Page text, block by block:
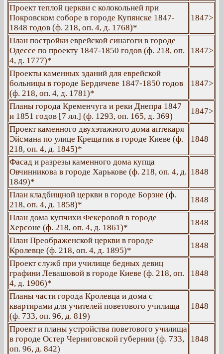
Проект теплой церкви с колокольней при
Покровском соборе в городе Купянске 1847-
1848 годов (ф. 218, оп. 4, д. 1768)*
1847>
План постройки еврейской синагоги в городе
Одессе по проекту 1847-1850 годов (ф. 218, оп.
4, д. 1777)*
1847>
Проекты каменных зданий для еврейской
больницы в городе Бердичеве 1847-1850 годов
(ф. 218, оп. 4, д. 1781)*
1847>
Планы города Кременчуга и реки Днепра 1847
и 1851 годов [7 лл.] (ф. 1293, оп. 165, д. 369)
1847>
Проект каменного двухэтажного дома аптекаря
Эйсмана по улице Крещатик в городе Киеве (ф.
218, оп. 4, д. 1845)*
1848
Фасад и разрезы каменного дома купца
Овчинникова в городе Харькове (ф. 218, оп. 4, д.
1849)*
1848
План кладбищной церкви в городе Борзне (ф.
218, оп. 4, д. 1858)*
1848
План дома купчихи Фекеровой в городе
Херсоне (ф. 218, оп. 4, д. 1861)*
1848
План Преображенской церкви в городе
Кролевце (ф. 218, оп. 4, д. 1895)*
1848
Проект служб при училище бедных девиц
графини Левашовой в городе Киеве (ф. 218, оп.
4, д. 1906)*
1848
Планы части города Кролевца и дома с
квартирами для учителей поветового училища
(ф. 733, оп. 96, д. 819)
1848
Проект и планы устройства поветового училища
в городе Остер Черниговской губернии (ф. 733,
оп. 96, д. 842)
1848